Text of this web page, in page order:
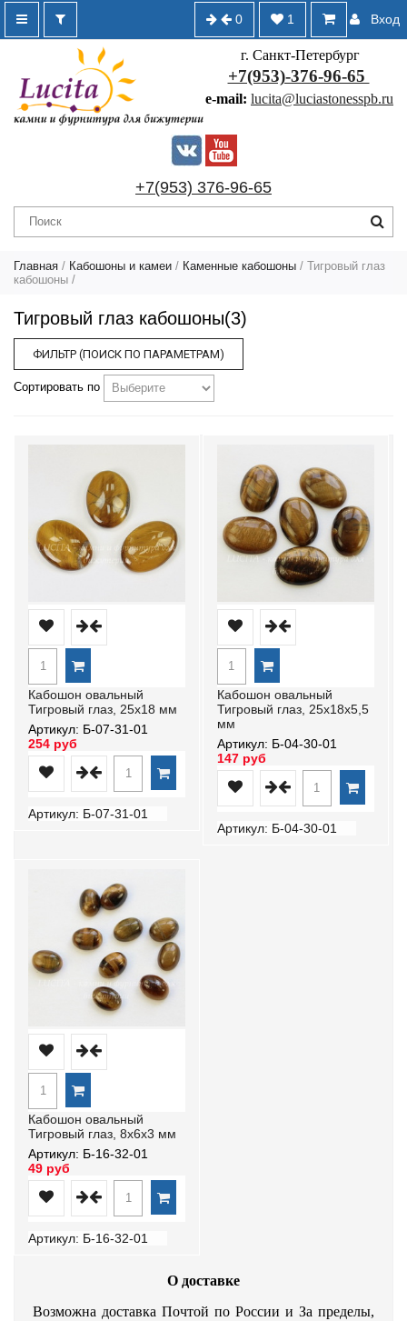
Вход
1
0
г. Санкт-Петербург
+7(953)-376-96-65
e-mail: lucita@luciastonesspb.ru
+7(953) 376-96-65
Главная / Кабошоны и камеи / Каменные кабошоны / Тигровый глаз
кабошоны /
Тигровый глаз кабошоны(3)
ФИЛЬТР (ПОИСК ПО ПАРАМЕТРАМ)
Сортировать по
Кабошон овальный
Тигровый глаз, 25х18 мм
Артикул: Б-07-31-01
254 руб
Артикул: Б-07-31-01
Кабошон овальный
Тигровый глаз, 25х18х5,5
мм
Артикул: Б-04-30-01
147 руб
Артикул: Б-04-30-01
Кабошон овальный
Тигровый глаз, 8х6х3 мм
Артикул: Б-16-32-01
49 руб
Артикул: Б-16-32-01
О доставке
Возможна доставка Почтой по России и За пределы,